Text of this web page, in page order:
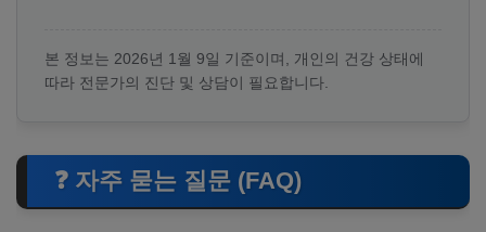
본 정보는 2026년 1월 9일 기준이며, 개인의 건강 상태에
따라 전문가의 진단 및 상담이 필요합니다.
❓ 자주 묻는 질문 (FAQ)